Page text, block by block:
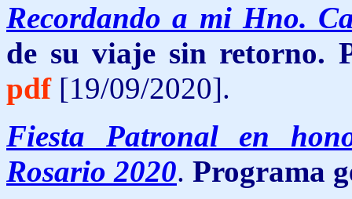
Recordando a mi Hno.
de su viaje sin retorno.
pdf[19/09/2020].
Fiesta Patronal en
Rosario 2020. Programa